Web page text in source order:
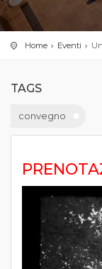
Home Eventi
TAGS
convegno